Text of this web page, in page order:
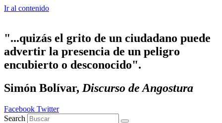
Ir al contenido
"...quizás el grito de un ciudadano puede
advertir la presencia de un peligro
encubierto o desconocido".
Simón Bolívar, Discurso de Angostura
Facebook Twitter
Search